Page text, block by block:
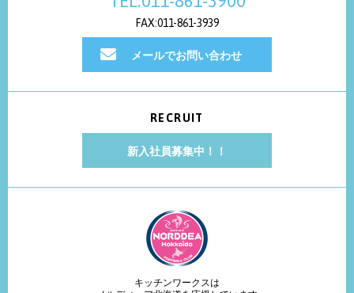
FAX:011-861-3939
メールでお問い合わせ
RECRUIT
新入社員募集中！！
キッチンワークスは